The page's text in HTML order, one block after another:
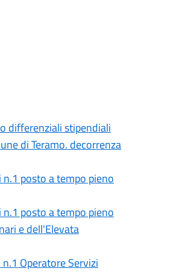
differenziali stipendiali
di Teramo. decorrenza
posto a tempo pieno
posto a tempo pieno
e dell'Elevata
Operatore Servizi